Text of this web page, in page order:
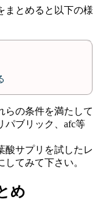
まとめると以下の様
らの条件を満たして
パブリック、afc等
酸サプリを試したレ
てみて下さい。
め